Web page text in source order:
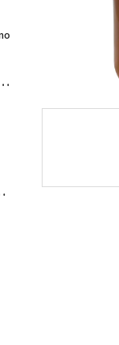
Argeon 3L - Peloponéz
500ml- PLECHOVKA